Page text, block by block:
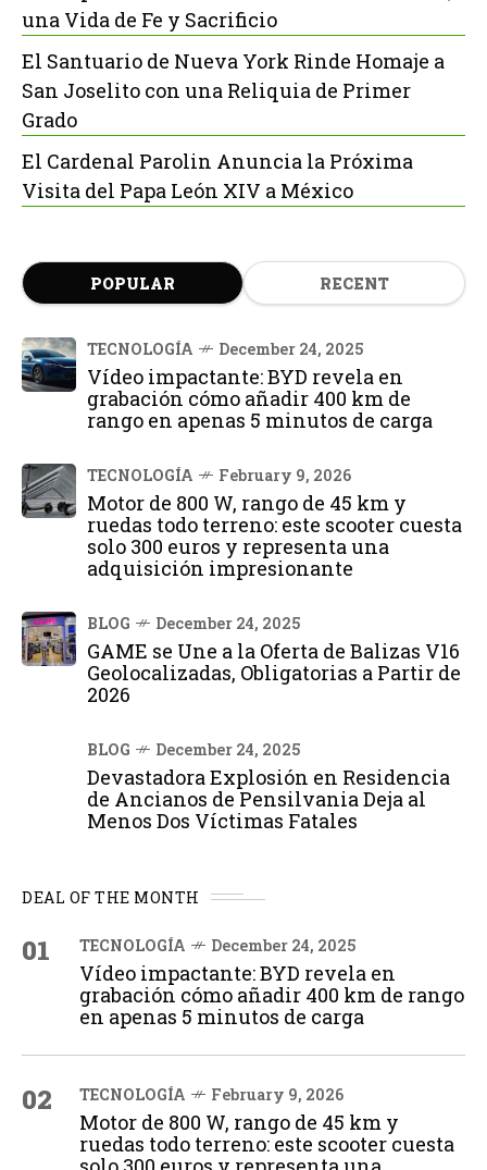
una Vida de Fe y Sacrificio
El Santuario de Nueva York Rinde Homaje a
San Joselito con una Reliquia de Primer
Grado
El Cardenal Parolin Anuncia la Próxima
Visita del Papa León XIV a México
POPULAR RECENT
TECNOLOGÍA December 24, 2025
Vídeo impactante: BYD revela en
grabación cómo añadir 400 km de
rango en apenas 5 minutos de carga
TECNOLOGÍA February 9, 2026
Motor de 800 W, rango de 45 km y
ruedas todo terreno: este scooter cuesta
solo 300 euros y representa una
adquisición impresionante
BLOG December 24, 2025
GAME se Une a la Oferta de Balizas V16
Geolocalizadas, Obligatorias a Partir de
2026
BLOG December 24, 2025
Devastadora Explosión en Residencia
de Ancianos de Pensilvania Deja al
Menos Dos Víctimas Fatales
DEAL OF THE MONTH
01 TECNOLOGÍA December 24, 2025
Vídeo impactante: BYD revela en
grabación cómo añadir 400 km de rango
en apenas 5 minutos de carga
02 TECNOLOGÍA February 9, 2026
Motor de 800 W, rango de 45 km y
ruedas todo terreno: este scooter cuesta